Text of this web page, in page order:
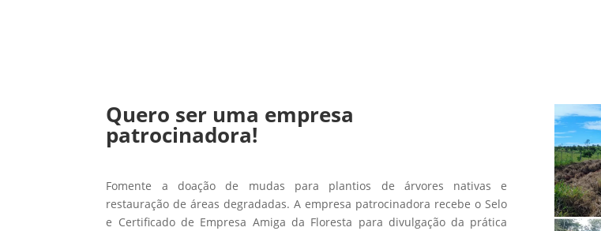
Quero ser uma empresa
patrocinadora!
Fomente a doação de mudas para plantios de árvores nativas e
restauração de áreas degradadas. A empresa patrocinadora recebe o Selo
e Certificado de Empresa Amiga da Floresta para divulgação da prática